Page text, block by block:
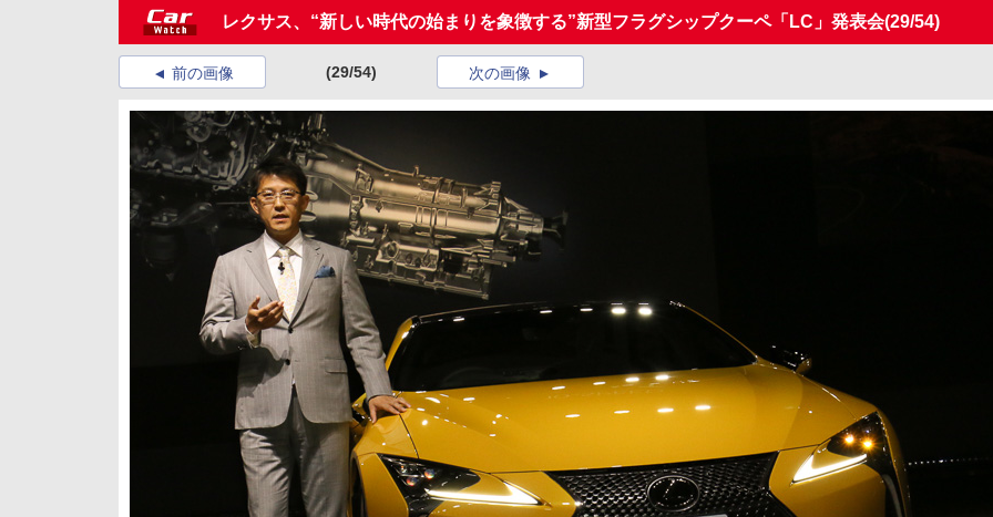
レクサス、“新しい時代の始まりを象徴する”新型フラグシップクーペ「LC」発表会(29/54)
前の画像 (29/54) 次の画像